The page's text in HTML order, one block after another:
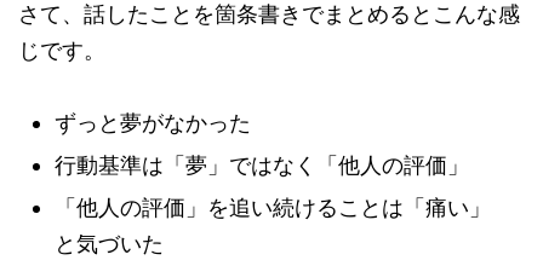
さて、話したことを箇条書きでまとめるとこんな感
じです。
ずっと夢がなかった
行動基準は「夢」ではなく「他人の評価」
「他人の評価」を追い続けることは「痛い」
と気づいた